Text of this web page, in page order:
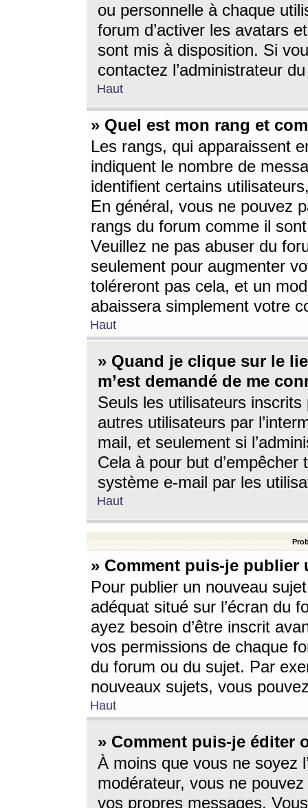
ou personnelle à chaque
forum d’activer les avatars
sont mis à disposition. Si
contactez l’administrateur
Haut
» Quel est mon rang et
Les rangs, qui apparaissent
indiquent le nombre de
identifient certains
En général, vous ne pouvez
rangs du forum comme il
Veuillez ne pas abuser du
seulement pour augmenter
toléreront pas cela, et un
abaissera simplement votre
Haut
» Quand je clique sur le
m’est demandé de me
Seuls les utilisateurs
autres utilisateurs par
mail, et seulement si
Cela à pour but
système e-mail par les
Haut
» Comment puis-je
Pour publier un nouveau
adéquat situé sur l’écran du
ayez besoin d’être inscrit
vos permissions de chaque
du forum ou du sujet. Par
nouveaux sujets, vous
Haut
» Comment puis-je éditer
À moins que vous ne soyez
modérateur, vous ne
vos propres messages.